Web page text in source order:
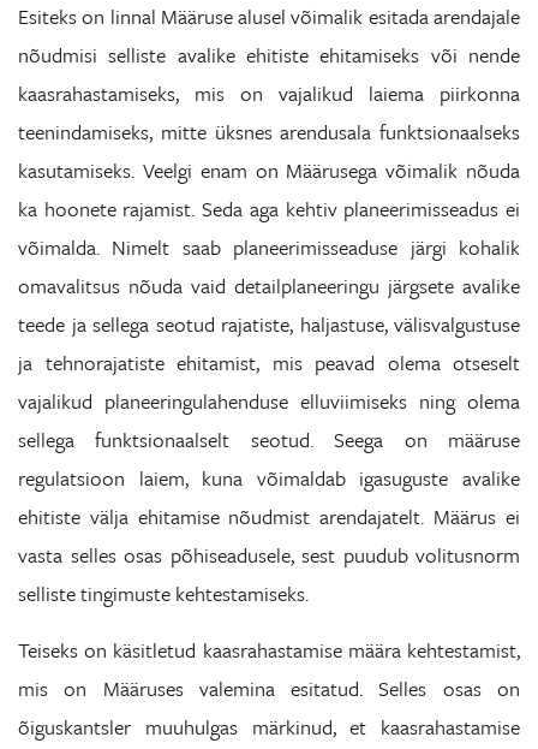
Esiteks on linnal Määruse alusel võimalik esitada arendajale
nõudmisi selliste avalike ehitiste ehitamiseks või nende
kaasrahastamiseks, mis on vajalikud laiema piirkonna
teenindamiseks, mitte üksnes arendusala funktsionaalseks
kasutamiseks. Veelgi enam on Määrusega võimalik nõuda
ka hoonete rajamist. Seda aga kehtiv planeerimisseadus ei
võimalda. Nimelt saab planeerimisseaduse järgi kohalik
omavalitsus nõuda vaid detailplaneeringu järgsete avalike
teede ja sellega seotud rajatiste, haljastuse, välisvalgustuse
ja tehnorajatiste ehitamist, mis peavad olema otseselt
vajalikud planeeringulahenduse elluviimiseks ning olema
sellega funktsionaalselt seotud. Seega on määruse
regulatsioon laiem, kuna võimaldab igasuguste avalike
ehitiste välja ehitamise nõudmist arendajatelt. Määrus ei
vasta selles osas põhiseadusele, sest puudub volitusnorm
selliste tingimuste kehtestamiseks.
Teiseks on käsitletud kaasrahastamise määra kehtestamist,
mis on Määruses valemina esitatud. Selles osas on
õiguskantsler muuhulgas märkinud, et kaasrahastamise